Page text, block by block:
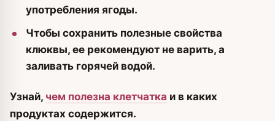
употребления ягоды.
Чтобы сохранить полезные свойства
клюквы, ее рекомендуют не варить, а
заливать горячей водой.
Узнай, чем полезна клетчатка и в каких
продуктах содержится.